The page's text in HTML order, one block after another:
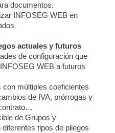
documentos.
INFOSEG WEB en
actuales y futuros
de configuración que
WEB a futuros
con múltiples coeficientes
de IVA, prórrogas y
de Grupos y
tipos de pliegos